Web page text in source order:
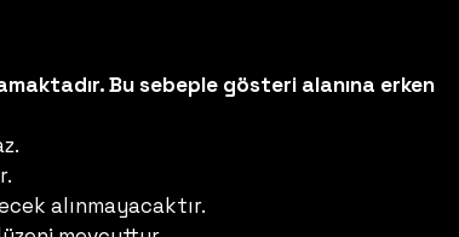
Bu sebeple gösteri alanına erken
alınmayacaktır.